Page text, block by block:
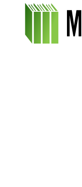
Перейти
содержимому